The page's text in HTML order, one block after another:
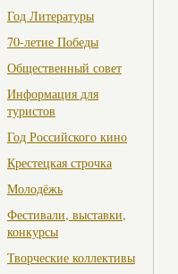
Год Литературы
70-летие Победы
Общественный совет
Информация для
туристов
Год Российского кино
Крестецкая строчка
Молодёжь
Фестивали, выставки,
конкурсы
Творческие коллективы